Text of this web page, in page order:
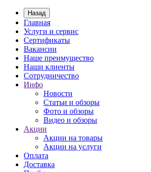
Назад
Главная
Услуги и сервис
Сертификаты
Вакансии
Наше преимущество
Наши клиенты
Сотрудничество
Инфо
Новости
Статьи и обзоры
Фото и обзоры
Видео и обзоры
Акции
Акции на товары
Акции на услуги
Оплата
Доставка